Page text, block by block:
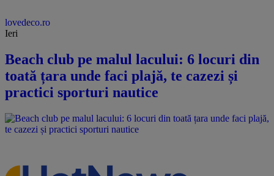
lovedeco.ro
Ieri
Beach club pe malul lacului: 6 locuri din
toată țara unde faci plajă, te cazezi și
practici sporturi nautice